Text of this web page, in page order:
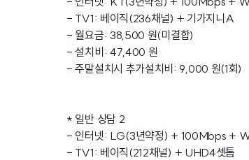
- TV1: 베이직(236채널) + 기가지니A
- 월요금: 38,500 원(미결합)
- 설치비: 47,400 원
- 주말설치시 추가설치비: 9,000 원(1회)
* 일반 상담 2
- 인터넷: LG(3년약정) + 100Mbps +
- TV1: 베이직(212채널) + UHD4셋톱